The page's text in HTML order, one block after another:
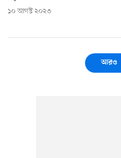
১০ আগস্ট ২০২৩
আরও